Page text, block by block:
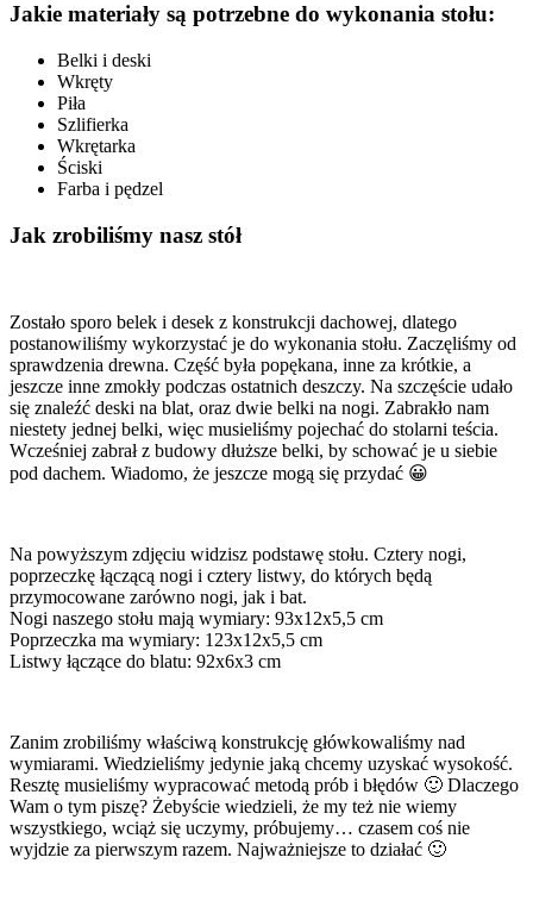
Jakie materiały są potrzebne do wykonania stołu:
Belki i deski
Wkręty
Piła
Szlifierka
Wkrętarka
Ściski
Farba i pędzel
Jak zrobiliśmy nasz stół
Zostało sporo belek i desek z konstrukcji dachowej, dlatego
postanowiliśmy wykorzystać je do wykonania stołu. Zaczęliśmy od
sprawdzenia drewna. Część była popękana, inne za krótkie, a
jeszcze inne zmokły podczas ostatnich deszczy. Na szczęście udało
się znaleźć deski na blat, oraz dwie belki na nogi. Zabrakło nam
niestety jednej belki, więc musieliśmy pojechać do stolarni teścia.
Wcześniej zabrał z budowy dłuższe belki, by schować je u siebie
pod dachem. Wiadomo, że jeszcze mogą się przydać 😀
Na powyższym zdjęciu widzisz podstawę stołu. Cztery nogi,
poprzeczkę łączącą nogi i cztery listwy, do których będą
przymocowane zarówno nogi, jak i bat.
Nogi naszego stołu mają wymiary: 93x12x5,5 cm
Poprzeczka ma wymiary: 123x12x5,5 cm
Listwy łączące do blatu: 92x6x3 cm
Zanim zrobiliśmy właściwą konstrukcję główkowaliśmy nad
wymiarami. Wiedzieliśmy jedynie jaką chcemy uzyskać wysokość.
Resztę musieliśmy wypracować metodą prób i błędów 🙂 Dlaczego
Wam o tym piszę? Żebyście wiedzieli, że my też nie wiemy
wszystkiego, wciąż się uczymy, próbujemy… czasem coś nie
wyjdzie za pierwszym razem. Najważniejsze to działać 🙂